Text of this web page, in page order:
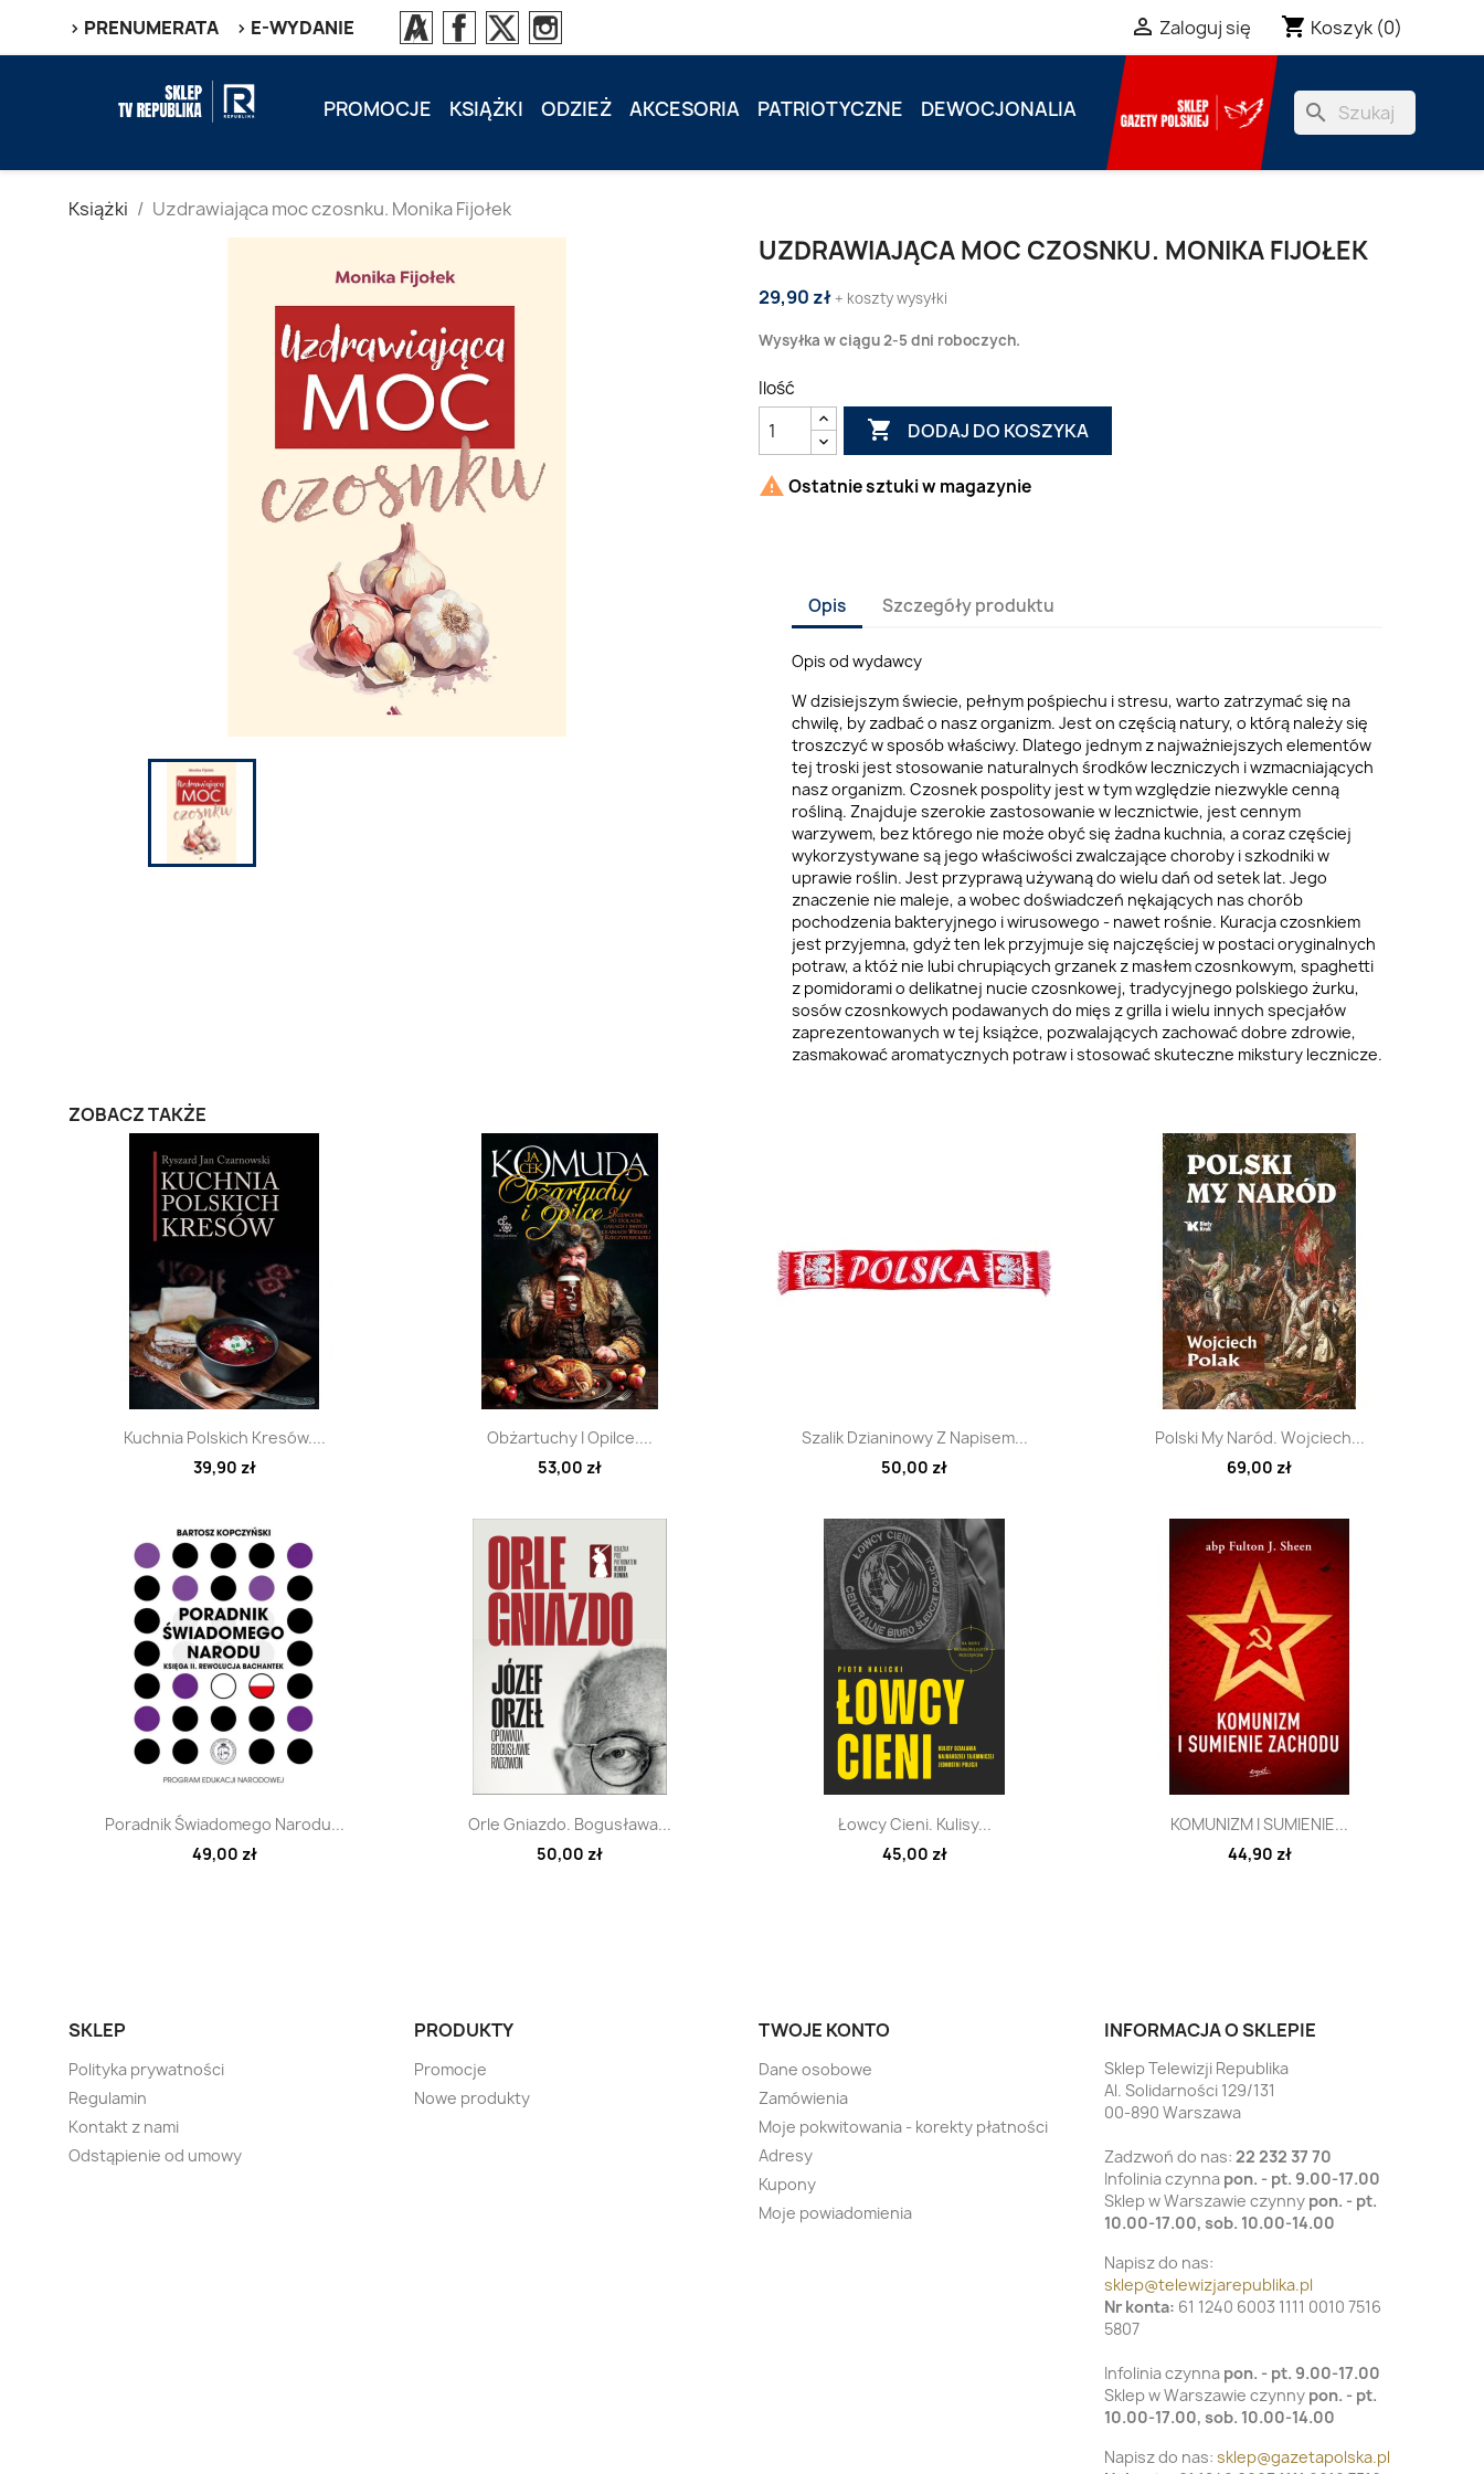
> PRENUMERATA > E-WYDANIE  Zaloguj się shopping_cart Koszyk (0)
PROMOCJE KSIĄŻKI ODZIEŻ AKCESORIA PATRIOTYCZNE DEWOCJONALIA search
Książki Uzdrawiająca moc czosnku. Monika Fijołek
UZDRAWIAJĄCA MOC CZOSNKU. MONIKA FIJOŁEK
29,90 zł + koszty wysyłki
Wysyłka w ciągu 2-5 dni roboczych.
Ilość
 DODAJ DO KOSZYKA
 Ostatnie sztuki w magazynie
Opis Szczegóły produktu
Opis od wydawcy
W dzisiejszym świecie, pełnym pośpiechu i stresu, warto zatrzymać się na
chwilę, by zadbać o nasz organizm. Jest on częścią natury, o którą należy się
troszczyć w sposób właściwy. Dlatego jednym z najważniejszych elementów
tej troski jest stosowanie naturalnych środków leczniczych i wzmacniających
nasz organizm. Czosnek pospolity jest w tym względzie niezwykle cenną
rośliną. Znajduje szerokie zastosowanie w lecznictwie, jest cennym
warzywem, bez którego nie może obyć się żadna kuchnia, a coraz częściej
wykorzystywane są jego właściwości zwalczające choroby i szkodniki w
uprawie roślin. Jest przyprawą używaną do wielu dań od setek lat. Jego
znaczenie nie maleje, a wobec doświadczeń nękających nas chorób
pochodzenia bakteryjnego i wirusowego - nawet rośnie. Kuracja czosnkiem
jest przyjemna, gdyż ten lek przyjmuje się najczęściej w postaci oryginalnych
potraw, a któż nie lubi chrupiących grzanek z masłem czosnkowym, spaghetti
z pomidorami o delikatnej nucie czosnkowej, tradycyjnego polskiego żurku,
sosów czosnkowych podawanych do mięs z grilla i wielu innych specjałów
zaprezentowanych w tej książce, pozwalających zachować dobre zdrowie,
zasmakować aromatycznych potraw i stosować skuteczne mikstury lecznicze.
ZOBACZ TAKŻE
Szybki podgląd
Kuchnia Polskich Kresów....
39,90 zł
Szybki podgląd
Obżartuchy I Opilce....
53,00 zł
Szybki podgląd
Szalik Dzianinowy Z Napisem...
50,00 zł
Szybki podgląd
Polski My Naród. Wojciech...
69,00 zł
Szybki podgląd
Poradnik Świadomego Narodu...
49,00 zł
Szybki podgląd
Orle Gniazdo. Bogusława...
50,00 zł
Szybki podgląd
Łowcy Cieni. Kulisy...
45,00 zł
Szybki podgląd
KOMUNIZM I SUMIENIE...
44,90 zł
SKLEP
Polityka prywatności
Regulamin
Kontakt z nami
Odstąpienie od umowy
PRODUKTY
Promocje
Nowe produkty
TWOJE KONTO
Dane osobowe
Zamówienia
Moje pokwitowania - korekty płatności
Adresy
Kupony
Moje powiadomienia
INFORMACJA O SKLEPIE
Sklep Telewizji Republika
Al. Solidarności 129/131
00-890 Warszawa
Zadzwoń do nas: 22 232 37 70
Infolinia czynna pon. - pt. 9.00-17.00
Sklep w Warszawie czynny pon. - pt.
10.00-17.00, sob. 10.00-14.00
Napisz do nas:
sklep@telewizjarepublika.pl
Nr konta: 61 1240 6003 1111 0010 7516
5807
Infolinia czynna pon. - pt. 9.00-17.00
Sklep w Warszawie czynny pon. - pt.
10.00-17.00, sob. 10.00-14.00
Napisz do nas: sklep@gazetapolska.pl